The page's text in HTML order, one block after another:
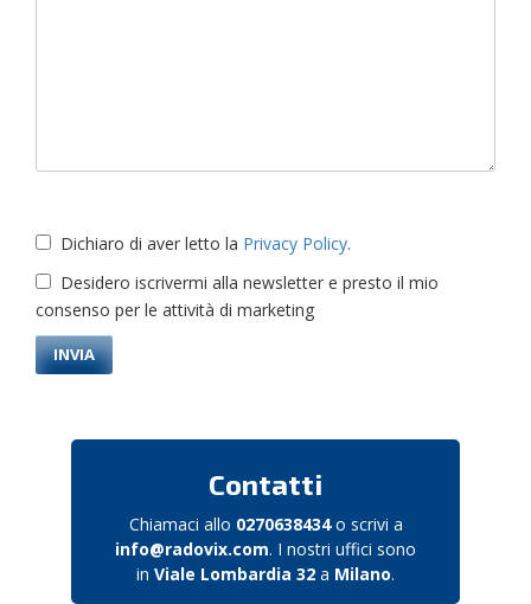
Dichiaro di aver letto la Privacy Policy.
Desidero iscrivermi alla newsletter e presto il mio
consenso per le attività di marketing
Contatti
Chiamaci allo 0270638434o scrivi a
info@radovix.com. I nostri uffici sono
in Viale Lombardia 32 a Milano.